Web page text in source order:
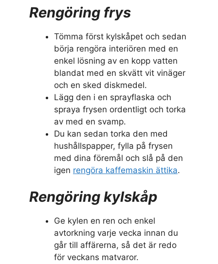
Rengöring frys
Tömma först kylskåpet och sedan
börja rengöra interiören med en
enkel lösning av en kopp vatten
blandat med en skvätt vit vinäger
och en sked diskmedel.
Lägg den i en sprayflaska och
spraya frysen ordentligt och torka
av med en svamp.
Du kan sedan torka den med
hushållspapper, fylla på frysen
med dina föremål och slå på den
igen rengöra kaffemaskin ättika.
Rengöring kylskåp
Ge kylen en ren och enkel
avtorkning varje vecka innan du
går till affärerna, så det är redo
för veckans matvaror.